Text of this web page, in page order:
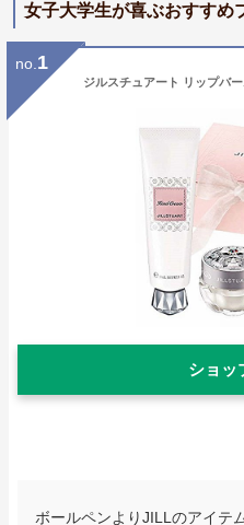
女子大学生が喜ぶおすすめ
no. 1
ジルスチュアート リップバ
ショッ
ボールペンよりJILLのアイテ